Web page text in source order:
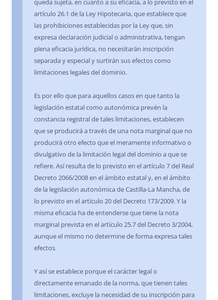
queda sujeta, en cuanto a su eficacia, a lo previsto en el
artículo 26.1 de la Ley Hipotecaria, que establece que
las prohibiciones establecidas por la Ley que, sin
expresa declaración judicial o administrativa, tengan
plena eficacia jurídica, no necesitarán inscripción
separada y especial y surtirán sus efectos como
limitaciones legales del dominio.
Es por ello que para aquellos casos en que tanto la
legislación estatal como autonómica prevén la
constancia registral de tales limitaciones, establecen
que se producirá a través de una nota marginal que no
producirá otro efecto que el meramente informativo o
divulgativo de la limitación legal del dominio a que se
refiere. Así resulta de lo previsto en el artículo 7 del Real
Decreto 2066/2008 en el ámbito estatal y, en el ámbito
de la legislación autonómica de Castilla-La Mancha, de
lo previsto en el artículo 20 del Decreto 173/2009. Y la
misma eficacia ha de entenderse que tiene la nota
marginal prevista en el artículo 25.7 del Decreto 3/2004,
aunque el mismo no determine de forma expresa tales
efectos.
Y así se establece porque el carácter legal o
directamente emanado de la norma, que tienen tales
limitaciones, excluye la necesidad de su inscripción para